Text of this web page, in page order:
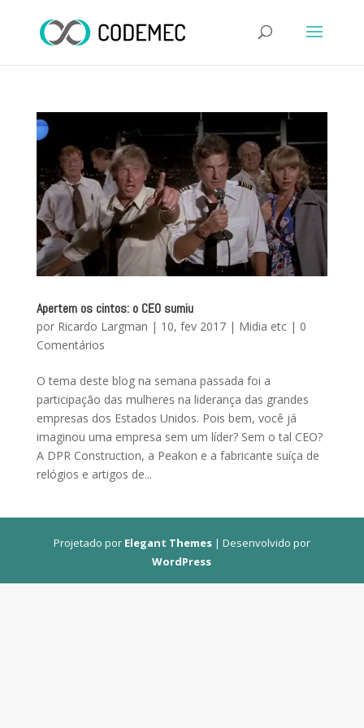
Apertem os cintos: o CEO sumiu
por Ricardo Largman | 10, fev 2017| Midia etc| 0
Comentários
O tema deste blog na semana passada foi a
participação das mulheres na liderança das grandes
empresas dos Estados Unidos. Pois bem, você já
imaginou uma empresa sem um líder? Sem o tal CEO?
A DPR Construction, a Peakon e a fabricante suíça de
relógios e artigos de...
Projetado por Elegant Themes| Desenvolvido por
WordPress